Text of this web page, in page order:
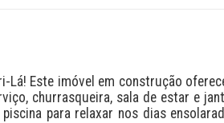
churrasqueira, sala de estar e
para relaxar nos dias